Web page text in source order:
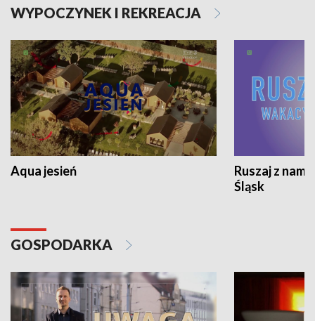
WYPOCZYNEK I REKREACJA
Aqua jesień
Ruszaj z
Śląsk
GOSPODARKA